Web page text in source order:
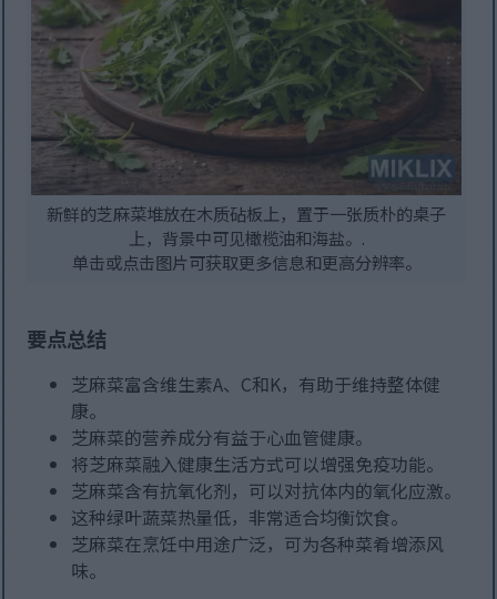
新鲜的芝麻菜堆放在木质砧板上，置于一张质朴的桌子
上，背景中可见橄榄油和海盐。.
单击或点击图片可获取更多信息和更高分辨率。
要点总结
芝麻菜富含维生素A、C和K，有助于维持整体健
康。
芝麻菜的营养成分有益于心血管健康。
将芝麻菜融入健康生活方式可以增强免疫功能。
芝麻菜含有抗氧化剂，可以对抗体内的氧化应激。
这种绿叶蔬菜热量低，非常适合均衡饮食。
芝麻菜在烹饪中用途广泛，可为各种菜肴增添风
味。